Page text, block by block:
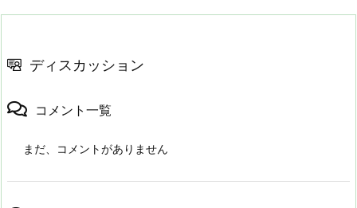
ディスカッション
コメント一覧
まだ、コメントがありません